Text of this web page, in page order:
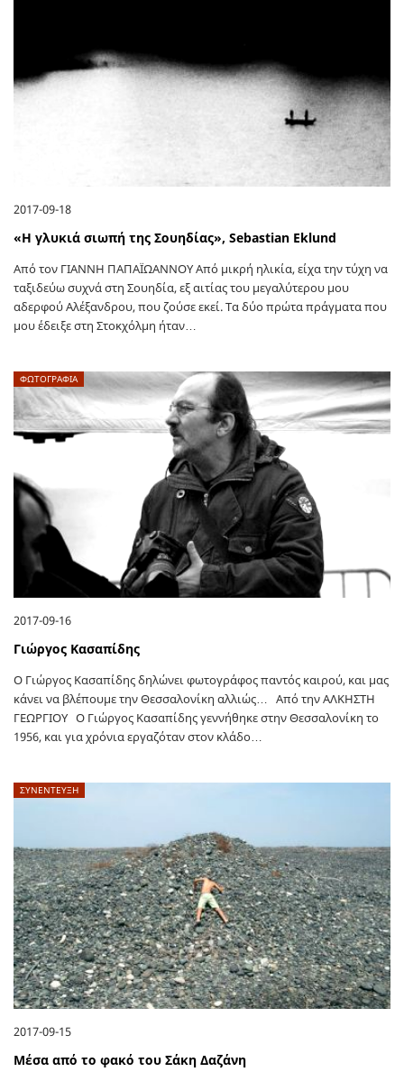
2017-09-18
«Η γλυκιά σιωπή της Σουηδίας», Sebastian Eklund
Aπό τον ΓΙΑΝΝΗ ΠΑΠΑΪΩΑΝΝΟΥ Από μικρή ηλικία, είχα την τύχη να
ταξιδεύω συχνά στη Σουηδία, εξ αιτίας του μεγαλύτερου μου
αδερφού Αλέξανδρου, που ζούσε εκεί. Τα δύο πρώτα πράγματα που
μου έδειξε στη Στοκχόλμη ήταν…
ΦΩΤΟΓΡΑΦΙΑ
2017-09-16
Γιώργος Κασαπίδης
O Γιώργος Κασαπίδης δηλώνει φωτογράφος παντός καιρού, και μας
κάνει να βλέπουμε την Θεσσαλονίκη αλλιώς… Από την ΑΛΚΗΣΤΗ
ΓΕΩΡΓΙΟΥ Ο Γιώργος Κασαπίδης γεννήθηκε στην Θεσσαλονίκη το
1956, και για χρόνια εργαζόταν στον κλάδο…
ΣΥΝΕΝΤΕΥΞΗ
2017-09-15
Μέσα από το φακό του Σάκη Δαζάνη